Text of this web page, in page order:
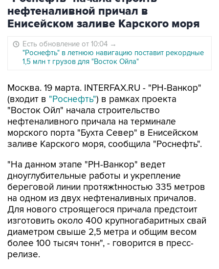
нефтеналивной причал в
Енисейском заливе Карского моря
Есть обновление от 10:04 →
"Роснефть" в летнюю навигацию поставит рекордные
1,5 млн т грузов для "Восток Ойла"
Москва. 19 марта. INTERFAX.RU - "РН-Ванкор"
(входит в "Роснефть") в рамках проекта
"Восток Ойл" начала строительство
нефтеналивного причала на терминале
морского порта "Бухта Север" в Енисейском
заливе Карского моря, сообщила "Роснефть".
"На данном этапе "РН-Ванкор" ведет
дноуглубительные работы и укрепление
береговой линии протяжtнностью 335 метров
на одном из двух нефтеналивных причалов.
Для нового строящегося причала предстоит
изготовить около 400 крупногабаритных свай
диаметром свыше 2,5 метра и общим весом
более 100 тысяч тонн", - говорится в пресс-
релизе.